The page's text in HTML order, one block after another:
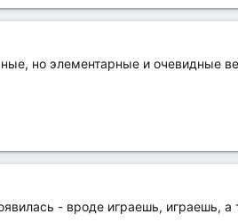
но элементарные и очевидные
- вроде играешь, играешь,